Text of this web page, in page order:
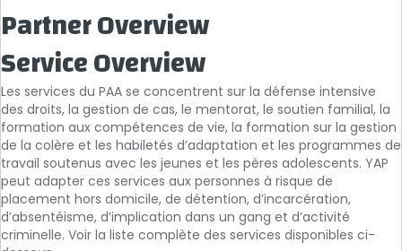
Partner Overview
Service Overview
Les services du PAA se concentrent sur la défense intensive
des droits, la gestion de cas, le mentorat, le soutien familial, la
formation aux compétences de vie, la formation sur la gestion
de la colère et les habiletés d’adaptation et les programmes de
travail soutenus avec les jeunes et les pères adolescents. YAP
peut adapter ces services aux personnes à risque de
placement hors domicile, de détention, d’incarcération,
d’absentéisme, d’implication dans un gang et d’activité
criminelle. Voir la liste complète des services disponibles ci-